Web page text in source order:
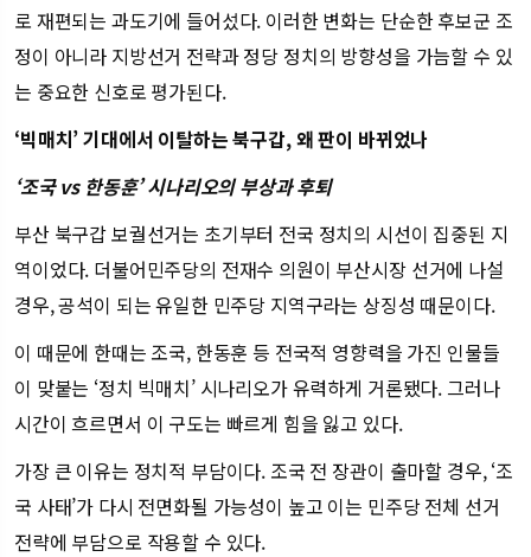
로 재편되는 과도기에 들어섰다. 이러한 변화는 단순한 후보군 조
정이 아니라 지방선거 전략과 정당 정치의 방향성을 가늠할 수 있
는 중요한 신호로 평가된다.
‘빅매치’ 기대에서 이탈하는 북구갑, 왜 판이 바뀌었나
‘조국 vs 한동훈’ 시나리오의 부상과 후퇴
부산 북구갑 보궐선거는 초기부터 전국 정치의 시선이 집중된 지
역이었다. 더불어민주당의 전재수 의원이 부산시장 선거에 나설
경우, 공석이 되는 유일한 민주당 지역구라는 상징성 때문이다.
이 때문에 한때는 조국, 한동훈 등 전국적 영향력을 가진 인물들
이 맞붙는 ‘정치 빅매치’ 시나리오가 유력하게 거론됐다. 그러나
시간이 흐르면서 이 구도는 빠르게 힘을 잃고 있다.
가장 큰 이유는 정치적 부담이다. 조국 전 장관이 출마할 경우, ‘조
국 사태’가 다시 전면화될 가능성이 높고 이는 민주당 전체 선거
전략에 부담으로 작용할 수 있다.